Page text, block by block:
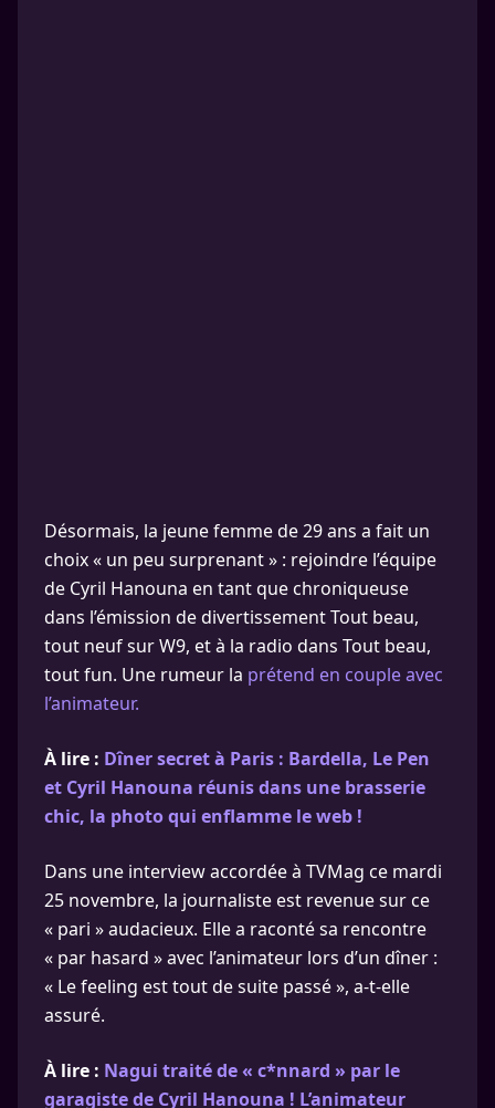
Désormais, la jeune femme de 29 ans a fait un
choix « un peu surprenant » : rejoindre l’équipe
de Cyril Hanouna en tant que chroniqueuse
dans l’émission de divertissement Tout beau,
tout neuf sur W9, et à la radio dans Tout beau,
tout fun. Une rumeur la prétend en couple avec
l’animateur.
À lire : Dîner secret à Paris : Bardella, Le Pen
et Cyril Hanouna réunis dans une brasserie
chic, la photo qui enflamme le web !
Dans une interview accordée à TVMag ce mardi
25 novembre, la journaliste est revenue sur ce
« pari » audacieux. Elle a raconté sa rencontre
« par hasard » avec l’animateur lors d’un dîner :
« Le feeling est tout de suite passé », a-t-elle
assuré.
À lire : Nagui traité de « c*nnard » par le
garagiste de Cyril Hanouna ! L’animateur